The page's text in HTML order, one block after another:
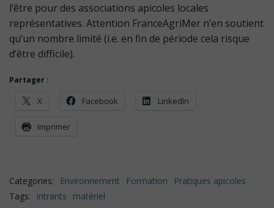
l’être pour des associations apicoles locales
représentatives. Attention FranceAgriMer n’en soutient
qu’un nombre limité (i.e. en fin de période cela risque
d’être difficile).
Partager :
X Facebook LinkedIn
Imprimer
Categories: Environnement Formation
Pratiques apicoles
Tags:
intrants matériel